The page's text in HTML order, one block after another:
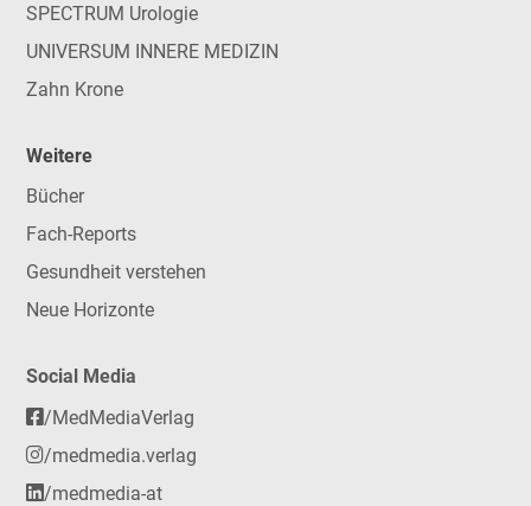
SPECTRUM Urologie
UNIVERSUM INNERE MEDIZIN
Zahn Krone
Weitere
Bücher
Fach-Reports
Gesundheit verstehen
Neue Horizonte
Social Media
/MedMediaVerlag
/medmedia.verlag
/medmedia-at